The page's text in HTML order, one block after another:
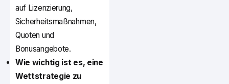
auf Lizenzierung,
Sicherheitsmaßnahmen,
Quoten und
Bonusangebote.
Wie wichtig ist es, eine
Wettstrategie zu